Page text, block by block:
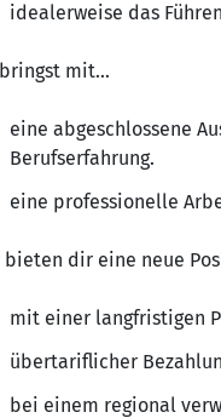
idealerweise das
mit…
eine abgeschlossene
Berufserfahrung.
eine professionelle
bieten dir eine neue
mit einer langfristigen
übertariflicher
bei einem regional